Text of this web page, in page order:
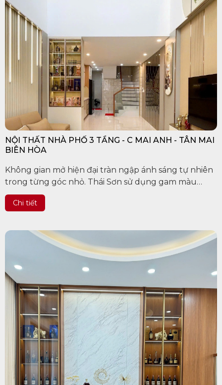
NỘI THẤT NHÀ PHỐ 3 TẦNG - C MAI ANH - TÂN MAI
BIÊN HÒA
Không gian mở hiện đại tràn ngập ánh sáng tự nhiên
trong từng góc nhỏ. Thái Sơn sử dụng gam màu
trung tính làm chủ đạo tạo nên sự hài hòa và ấn
tượng cho căn nhà...
Chi tiết